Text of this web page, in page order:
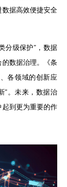
据高效便捷安全
分级保护”，数据
数据治理。《条
各领域的创新应
”。未来，数据治
到更为重要的作